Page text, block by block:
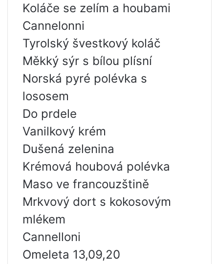
Koláče se zelím a houbami
Cannelonni
Tyrolský švestkový koláč
Měkký sýr s bílou plísní
Norská pyré polévka s
lososem
Do prdele
Vanilkový krém
Dušená zelenina
Krémová houbová polévka
Maso ve francouzštině
Mrkvový dort s kokosovým
mlékem
Cannelloni
Omeleta 13,09,20